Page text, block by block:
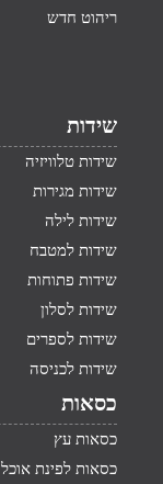
ריהוט חדש
שידות
שידות טלוויזיה
שידות מגירות
שידות לילה
שידות למטבח
שידות פתוחות
שידות לסלון
שידות לספרים
שידות לכניסה
כסאות
כסאות עץ
כסאות לפינת אוכל